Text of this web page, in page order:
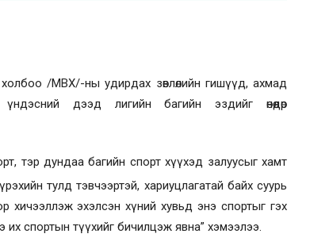
/МВХ/-ны удирдах зөвлөлийн гишүүд, ахмад
үндэсний дээд лигийн багийн эздийг өнөөдөр
тэр дундаа багийн спорт хүүхэд залуусыг хамт
тулд тэвчээртэй, хариуцлагатай байх суурь
хичээллэж эхэлсэн хүний хувьд энэ спортыг гэх
их спортын түүхийг бичилцэж явна” хэмээлээ.